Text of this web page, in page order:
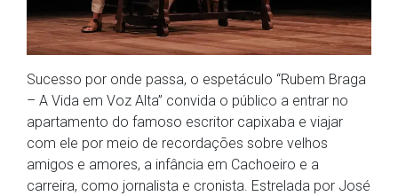
Sucesso por onde passa, o espetáculo “Rubem Braga
– A Vida em Voz Alta” convida o público a entrar no
apartamento do famoso escritor capixaba e viajar
com ele por meio de recordações sobre velhos
amigos e amores, a infância em Cachoeiro e a
carreira, como jornalista e cronista. Estrelada por José